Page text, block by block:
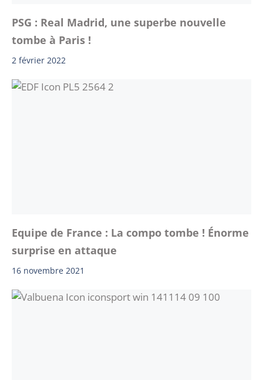
PSG : Real Madrid, une superbe nouvelle
tombe à Paris !
2 février 2022
Equipe de France : La compo tombe ! Énorme
surprise en attaque
16 novembre 2021